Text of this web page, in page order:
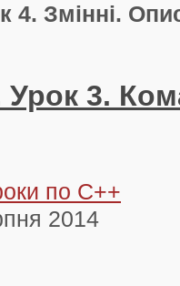
Змінні.
3.
по С++
2014